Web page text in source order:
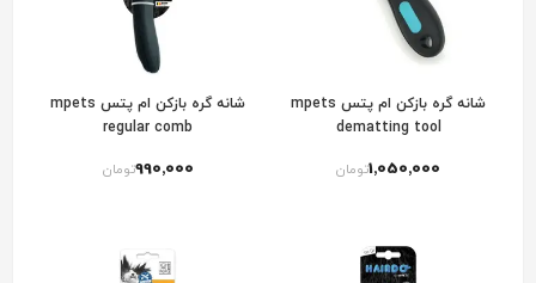
شانه گره بازکن ام پتس mpets
dematting tool
1٬050٬000تومان
شانه گره بازکن ام پتس mpets
regular comb
990٬000تومان